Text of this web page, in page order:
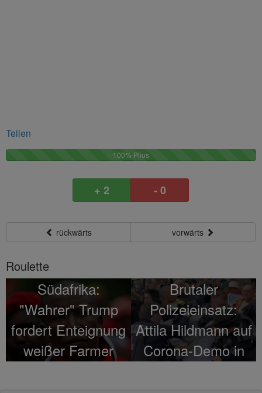
Teilen
100% Plius100%
+ 2 - 0
rückwärts vorwärts
Roulette
Südafrika:
"Wahrer" Trump
fordert Enteignung
weißer Farmer
Brutaler
Polizeieinsatz:
Attila Hildmann auf
Corona-Demo in